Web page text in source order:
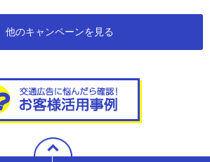
他のキャンペーンを見る